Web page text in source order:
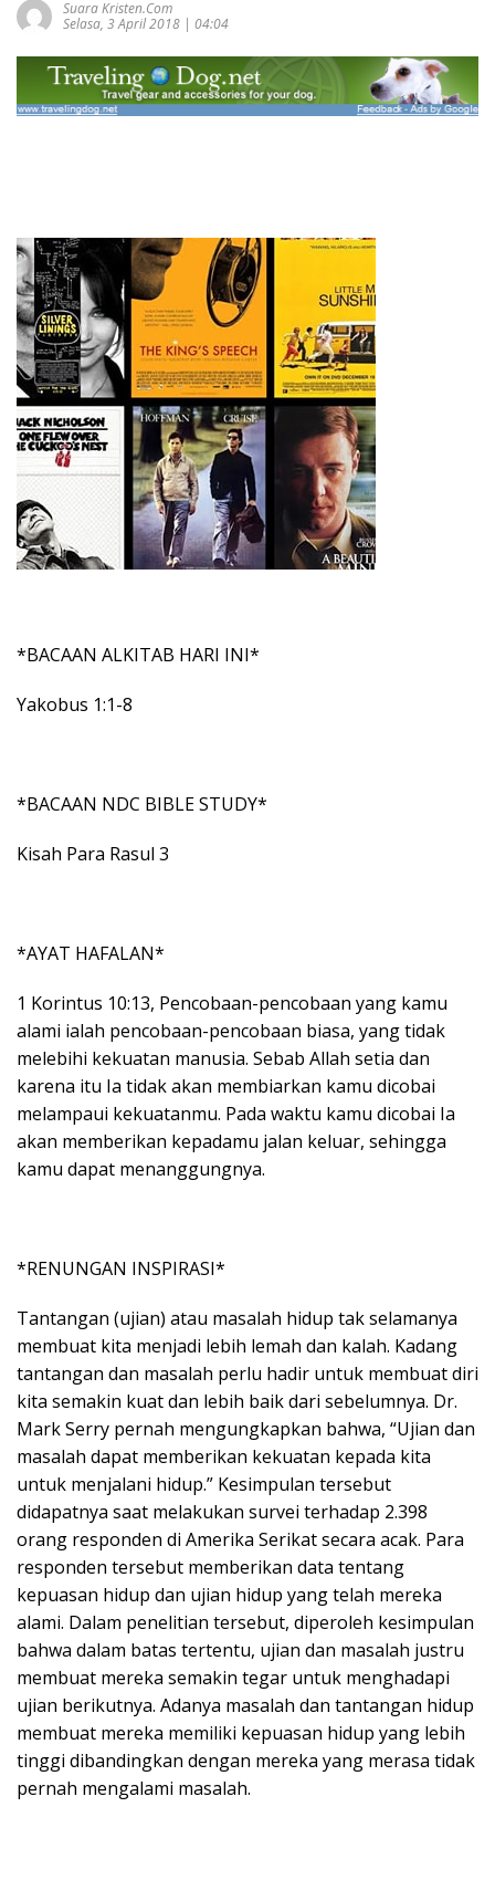
Suara Kristen.com
Selasa, 3 April 2018 | 04:04
*BACAAN ALKITAB HARI INI*
Yakobus 1:1-8
*BACAAN NDC BIBLE STUDY*
Kisah Para Rasul 3
*AYAT HAFALAN*
1 Korintus 10:13, Pencobaan-pencobaan yang kamu
alami ialah pencobaan-pencobaan biasa, yang tidak
melebihi kekuatan manusia. Sebab Allah setia dan
karena itu Ia tidak akan membiarkan kamu dicobai
melampaui kekuatanmu. Pada waktu kamu dicobai Ia
akan memberikan kepadamu jalan keluar, sehingga
kamu dapat menanggungnya.
*RENUNGAN INSPIRASI*
Tantangan (ujian) atau masalah hidup tak selamanya
membuat kita menjadi lebih lemah dan kalah. Kadang
tantangan dan masalah perlu hadir untuk membuat diri
kita semakin kuat dan lebih baik dari sebelumnya. Dr.
Mark Serry pernah mengungkapkan bahwa, “Ujian dan
masalah dapat memberikan kekuatan kepada kita
untuk menjalani hidup.” Kesimpulan tersebut
didapatnya saat melakukan survei terhadap 2.398
orang responden di Amerika Serikat secara acak. Para
responden tersebut memberikan data tentang
kepuasan hidup dan ujian hidup yang telah mereka
alami. Dalam penelitian tersebut, diperoleh kesimpulan
bahwa dalam batas tertentu, ujian dan masalah justru
membuat mereka semakin tegar untuk menghadapi
ujian berikutnya. Adanya masalah dan tantangan hidup
membuat mereka memiliki kepuasan hidup yang lebih
tinggi dibandingkan dengan mereka yang merasa tidak
pernah mengalami masalah.